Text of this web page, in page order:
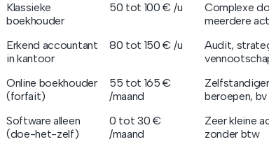
Klassieke
boekhouder
50 tot 100 € /u
Complexe
meerdere
Erkend accountant
in kantoor
80 tot 150 € /u
Audit,
Online boekhouder
(forfait)
55 tot 165 €
/maand
beroepen, bv
Software alleen
(doe-het-zelf)
0 tot 30 €
/maand
Zeer kleine
zonder btw